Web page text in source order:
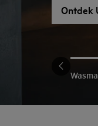
Ontdek